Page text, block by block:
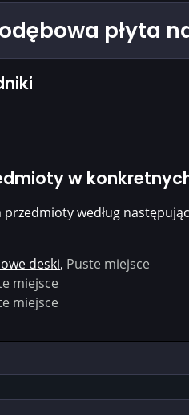
płyta
w
według
deski, Puste miejsce
miejsce
miejsce